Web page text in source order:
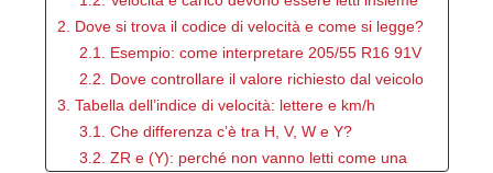
2. Dove si trova il codice di velocità e come si legge?
2.1. Esempio: come interpretare 205/55 R16 91V
2.2. Dove controllare il valore richiesto dal veicolo
3. Tabella dell’indice di velocità: lettere e km/h
3.1. Che differenza c’è tra H, V, W e Y?
3.2. ZR e (Y): perché non vanno letti come una